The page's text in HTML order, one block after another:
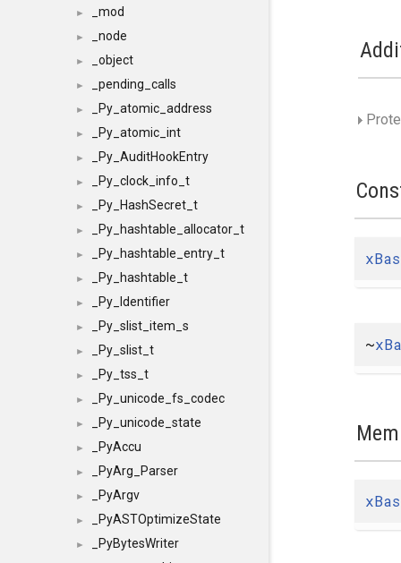
► _mod
► _node
► _object
► _pending_calls
► _Py_atomic_address
► _Py_atomic_int
► _Py_AuditHookEntry
► _Py_clock_info_t
► _Py_HashSecret_t
► _Py_hashtable_allocator_t
► _Py_hashtable_entry_t
► _Py_hashtable_t
► _Py_Identifier
► _Py_slist_item_s
► _Py_slist_t
► _Py_tss_t
► _Py_unicode_fs_codec
► _Py_unicode_state
► _PyAccu
► _PyArg_Parser
► _PyArgv
► _PyASTOptimizeState
►
_PyBytesWriter
~